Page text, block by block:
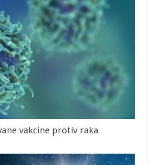
vakcine protiv raka